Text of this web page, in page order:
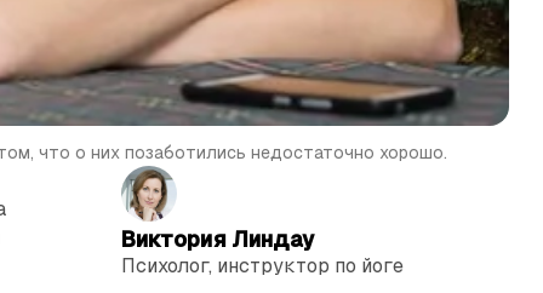
что о них позаботились недостаточно хорошо.
Виктория Линдау
Психолог, инструктор по йоге